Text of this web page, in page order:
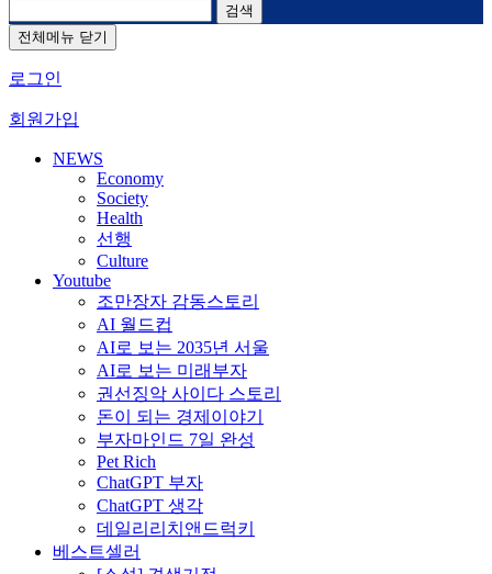
검색
전체메뉴 닫기
로그인
회원가입
NEWS
Economy
Society
Health
선행
Culture
Youtube
조만장자 감동스토리
AI 월드컵
AI로 보는 2035년 서울
AI로 보는 미래부자
권선징악 사이다 스토리
돈이 되는 경제이야기
부자마인드 7일 완성
Pet Rich
ChatGPT 부자
ChatGPT 생각
데일리리치앤드럭키
베스트셀러